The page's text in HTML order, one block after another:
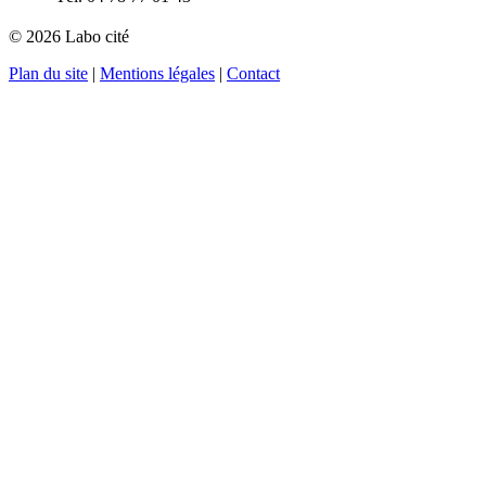
© 2026 Labo cité
Plan du site | Mentions légales | Contact